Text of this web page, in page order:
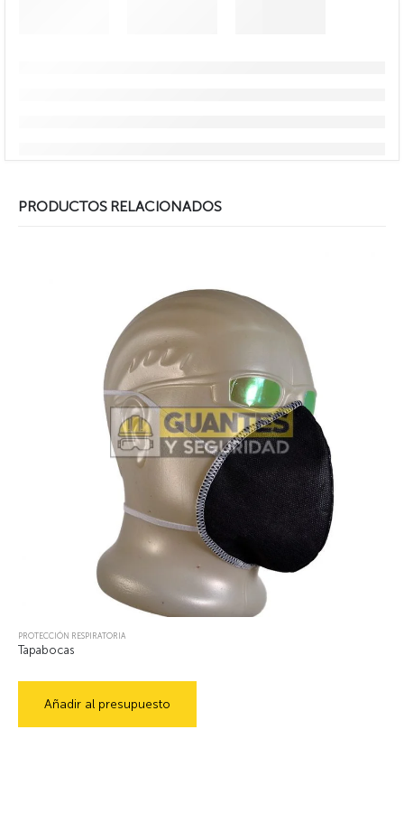
PRODUCTOS RELACIONADOS
PROTECCIÓN RESPIRATORIA
Tapabocas
Añadir al presupuesto